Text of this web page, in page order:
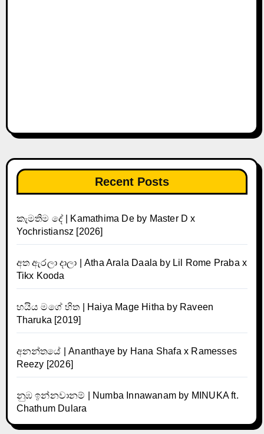
Recent Posts
කැමතිම දේ | Kamathima De by Master D x
Yochristiansz [2026]
අත ඇරලා දාලා | Atha Arala Daala by Lil Rome Praba x
Tikx Kooda
හයිය මගේ හිත | Haiya Mage Hitha by Raveen
Tharuka [2019]
අනන්තයේ | Ananthaye by Hana Shafa x Ramesses
Reezy [2026]
නුඹ ඉන්නවානම් | Numba Innawanam by MINUKA ft.
Chathum Dulara